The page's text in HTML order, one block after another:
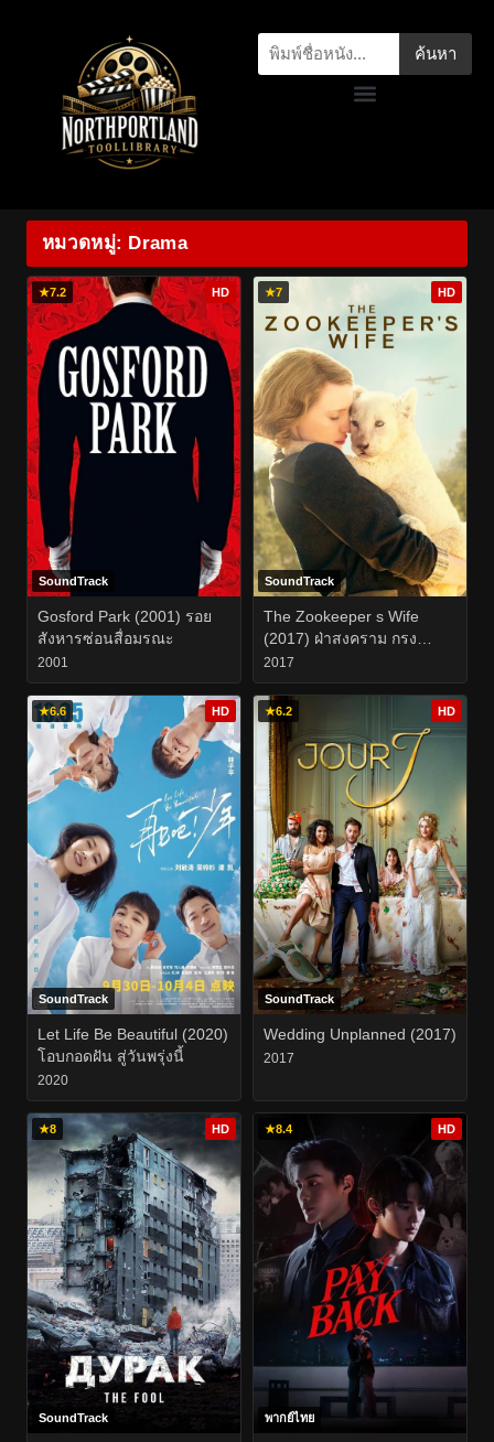
ค้นหา
หมวดหมู่: Drama
★7.2 HD
SoundTrack
Gosford Park (2001) รอย
สังหารซ่อนสื่อมรณะ
2001
★7 HD
SoundTrack
The Zookeeper s Wife
(2017) ฝ่าสงคราม กรง
สมรภูมิ
2017
★6.6 HD
SoundTrack
Let Life Be Beautiful (2020)
โอบกอดฝัน สู่วันพรุ่งนี้
2020
★6.2 HD
SoundTrack
Wedding Unplanned (2017)
2017
★8 HD
SoundTrack
★8.4 HD
พากย์ไทย